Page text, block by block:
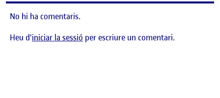
No hi ha comentaris.
Heu d'iniciar la sessió per escriure un comentari.